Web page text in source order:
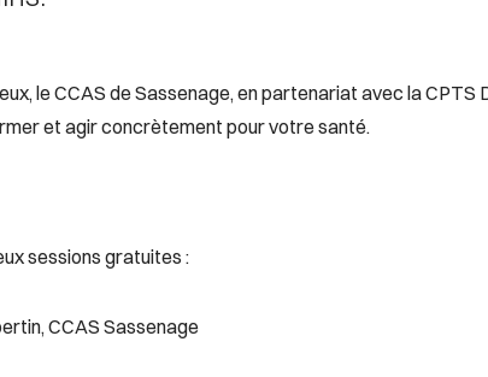
le CCAS de Sassenage, en partenariat avec la CPTS
et agir concrètement pour votre santé.
sessions gratuites :
CCAS Sassenage